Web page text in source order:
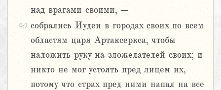
над врагами своими, –
9:2 собрались Иудеи в городах своих по всем
областям царя Артаксеркса, чтобы
наложить руку на зложелателей своих; и
никто не мог устоять пред лицем их,
потому что страх пред ними напал на все